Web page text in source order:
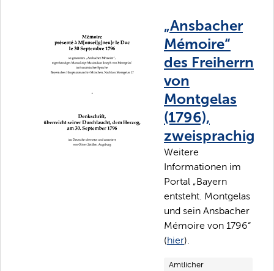
„Ansbacher
Mémoire“
des Freiherrn
von
Montgelas
(1796),
zweisprachig
Weitere
Informationen im
Portal „Bayern
entsteht. Montgelas
und sein Ansbacher
Mémoire von 1796“
(hier).
Amtlicher